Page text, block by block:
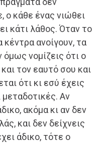
ο κάθε ένας νιώθει
κάτι λάθος. Όταν το
κέντρα ανοίγουν, τα
νομίζεις ότι ο
τον εαυτό σου και
ότι κι εσύ έχεις
μεταδοτικές. Αν
ακόμα κι αν δεν
και δεν δείχνεις
άδικο, τότε ο